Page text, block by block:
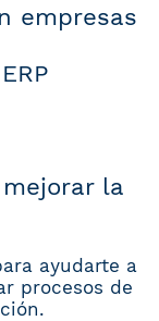
empresas
la
ayudarte a
procesos de